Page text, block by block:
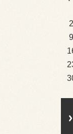
2
9